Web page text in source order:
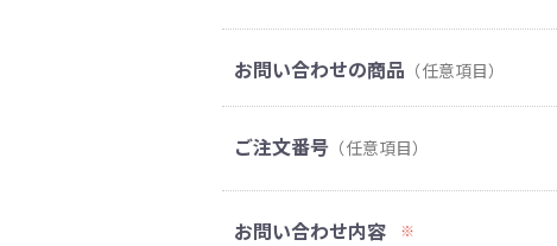
お問い合わせの商品 （任意項目）
ご注文番号 （任意項目）
お問い合わせ内容 ※